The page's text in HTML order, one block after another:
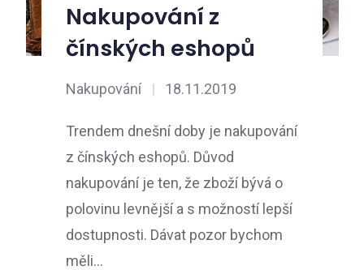
Nakupování z
čínských eshopů
Nakupování | 18.11.2019
Trendem dnešní doby je nakupování
z čínských eshopů. Důvod
nakupování je ten, že zboží bývá o
polovinu levnější a s možností lepší
dostupnosti. Dávat pozor bychom
měli…